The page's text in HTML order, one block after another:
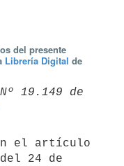
del presente
Librería Digital de
19.149 de
24 de